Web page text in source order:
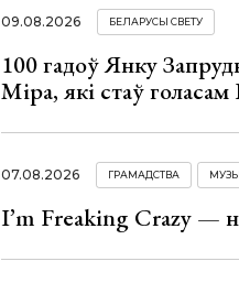
09.08.2026 БЕЛАРУСЫ СВЕТУ
100 гадоў Янку
Міра, які стаў
07.08.2026 ГРАМАДСТВА
I’m Freaking Crazy —